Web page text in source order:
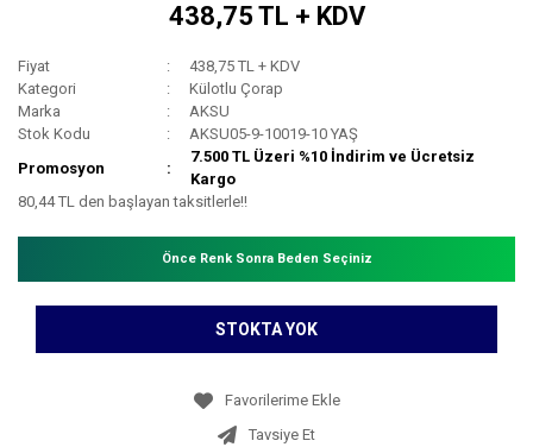
438,75 TL + KDV
Fiyat
438,75 TL + KDV
Kategori
Külotlu Çorap
Marka
AKSU
Stok Kodu
AKSU05-9-10019-10 YAŞ
Promosyon
7.500 TL Üzeri %10 İndirim ve Ücretsiz
Kargo
80,44 TL den başlayan taksitlerle!!
Önce Renk Sonra Beden Seçiniz
STOKTA YOK
Tavsiye Et